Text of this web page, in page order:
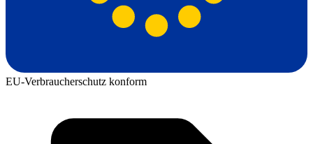
EU-Verbraucherschutz konform